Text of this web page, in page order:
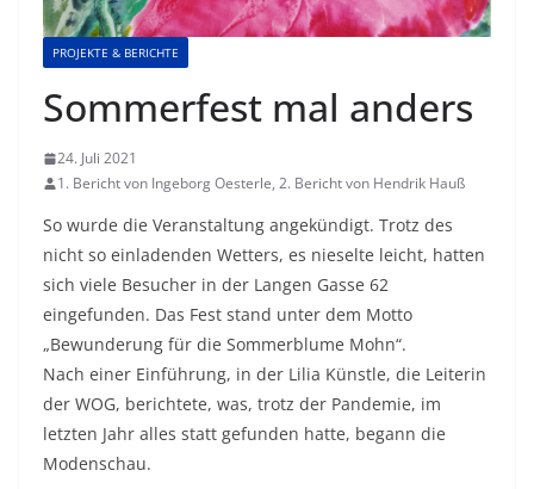
PROJEKTE & BERICHTE
Sommerfest mal anders
24. Juli 2021
1. Bericht von Ingeborg Oesterle, 2. Bericht von Hendrik Hauß
So wurde die Veranstaltung angekündigt. Trotz des
nicht so einladenden Wetters, es nieselte leicht, hatten
sich viele Besucher in der Langen Gasse 62
eingefunden. Das Fest stand unter dem Motto
„Bewunderung für die Sommerblume Mohn“.
Nach einer Einführung, in der Lilia Künstle, die Leiterin
der WOG, berichtete, was, trotz der Pandemie, im
letzten Jahr alles statt gefunden hatte, begann die
Modenschau.